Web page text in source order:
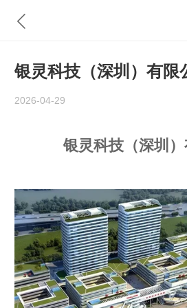
银灵科技（深圳）有限
2026-04-29
银灵科技（深圳）